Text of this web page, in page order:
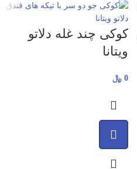
کوکی چند غله دلاتو
ویتانا
0 ﷼